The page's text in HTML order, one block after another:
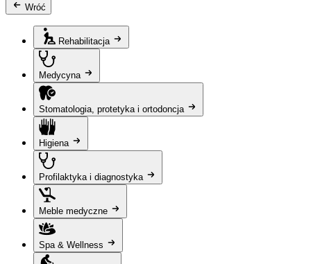
Wróć
Rehabilitacja
Medycyna
Stomatologia, protetyka i ortodoncja
Higiena
Profilaktyka i diagnostyka
Meble medyczne
Spa & Wellness